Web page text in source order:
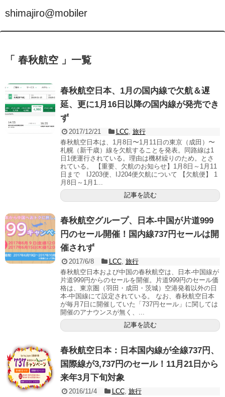
shimajiro@mobiler
「 春秋航空 」一覧
春秋航空日本、1月の国内線で欠航＆遅
延、更に1月16日以降の国内線が発売でき
ず
2017/12/21 LCC, 旅行
春秋航空日本は、1月8日〜1月11日の東京（成田）〜
札幌（新千歳）線を欠航することを発表。同路線は1
日1便運行されている。理由は機材繰りのため。とさ
れている。 【重要、欠航のお知らせ】1月8日～1月11
日まで IJ203便、IJ204便欠航について 【欠航便】 1
月8日～1月1...
記事を読む
春秋航空グループ、日本-中国が片道999
円のセール開催！国内線737円セールは開
催されず
2017/6/8 LCC, 旅行
春秋航空日本および中国の春秋航空は、日本-中国線が
片道999円からのセールを開催。片道999円のセール価
格は、東京圏（羽田・成田・茨城）空港発着以外の日
本-中国線にて設定されている。 なお、春秋航空日本
が毎月7日に開催していた「737円セール」に関しては
開催のアナウンスが無く、...
記事を読む
春秋航空日本：日本国内線が全線737円、
国際線が3,737円のセール！11月21日から
来年3月下旬対象
2016/11/4 LCC, 旅行